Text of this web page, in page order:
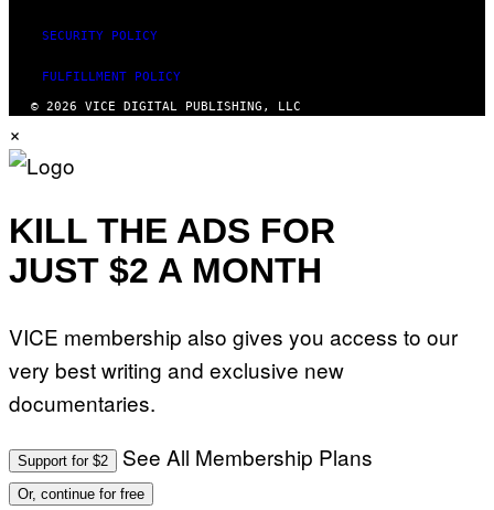
SECURITY POLICY
FULFILLMENT POLICY
© 2026 VICE DIGITAL PUBLISHING, LLC
×
KILL THE ADS FOR
JUST $2 A MONTH
VICE membership also gives you access to our
very best writing and exclusive new
documentaries.
Support for $2 See All Membership Plans
Or, continue for free